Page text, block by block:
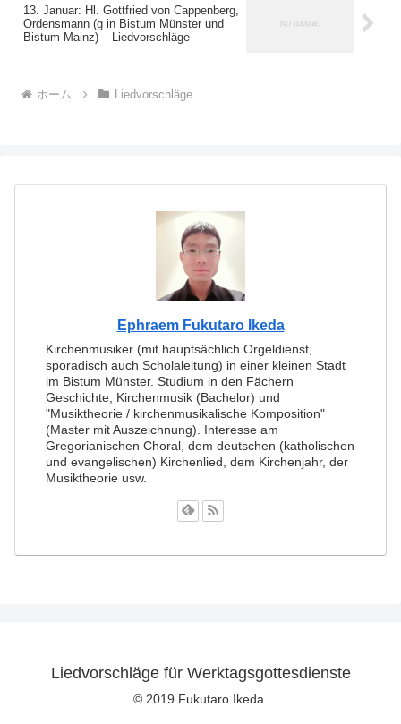
13. Januar: Hl. Gottfried von Cappenberg,
Ordensmann (g in Bistum Münster und
Bistum Mainz) – Liedvorschläge
ホーム Liedvorschläge
Ephraem Fukutaro Ikeda
Kirchenmusiker (mit hauptsächlich Orgeldienst,
sporadisch auch Scholaleitung) in einer kleinen Stadt
im Bistum Münster. Studium in den Fächern
Geschichte, Kirchenmusik (Bachelor) und
"Musiktheorie / kirchenmusikalische Komposition"
(Master mit Auszeichnung). Interesse am
Gregorianischen Choral, dem deutschen (katholischen
und evangelischen) Kirchenlied, dem Kirchenjahr, der
Musiktheorie usw.
Liedvorschläge für Werktagsgottesdienste
© 2019 Fukutaro Ikeda.